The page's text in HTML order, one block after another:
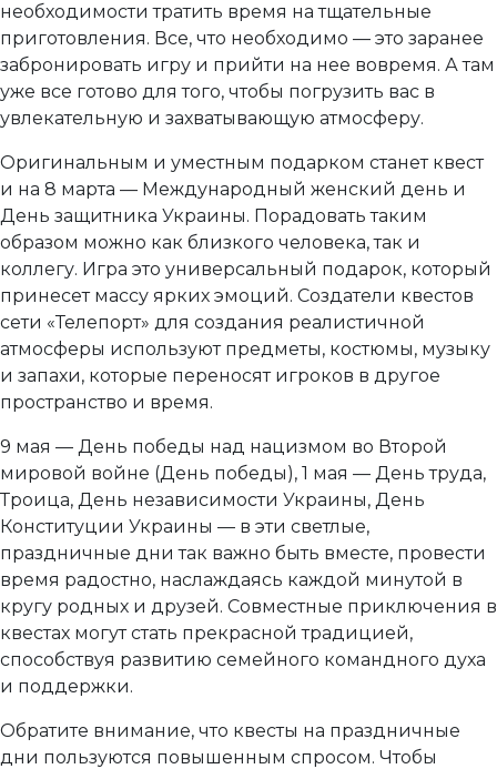
необходимости тратить время на тщательные
приготовления. Все, что необходимо — это заранее
забронировать игру и прийти на нее вовремя. А там
уже все готово для того, чтобы погрузить вас в
увлекательную и захватывающую атмосферу.
Оригинальным и уместным подарком станет квест
и на 8 марта — Международный женский день и
День защитника Украины. Порадовать таким
образом можно как близкого человека, так и
коллегу. Игра это универсальный подарок, который
принесет массу ярких эмоций. Создатели квестов
сети «Телепорт» для создания реалистичной
атмосферы используют предметы, костюмы, музыку
и запахи, которые переносят игроков в другое
пространство и время.
9 мая — День победы над нацизмом во Второй
мировой войне (День победы), 1 мая — День труда,
Троица, День независимости Украины, День
Конституции Украины — в эти светлые,
праздничные дни так важно быть вместе, провести
время радостно, наслаждаясь каждой минутой в
кругу родных и друзей. Совместные приключения в
квестах могут стать прекрасной традицией,
способствуя развитию семейного командного духа
и поддержки.
Обратите внимание, что квесты на праздничные
дни пользуются повышенным спросом. Чтобы